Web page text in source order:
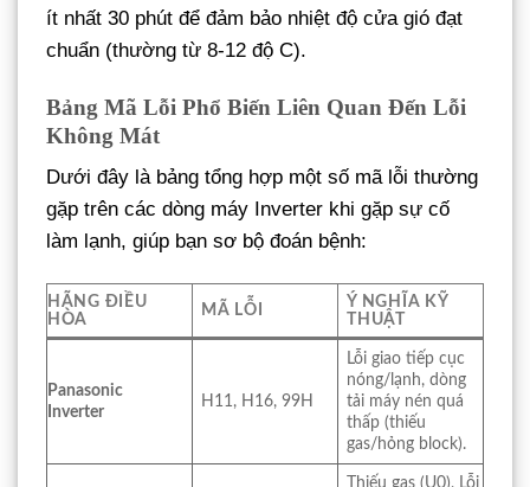
ít nhất 30 phút để đảm bảo nhiệt độ cửa gió đạt
chuẩn (thường từ 8-12 độ C).
Bảng Mã Lỗi Phổ Biến Liên Quan Đến Lỗi
Không Mát
Dưới đây là bảng tổng hợp một số mã lỗi thường
gặp trên các dòng máy Inverter khi gặp sự cố
làm lạnh, giúp bạn sơ bộ đoán bệnh:
HÃNG ĐIỀU
HÒA
MÃ LỖI
Ý NGHĨA KỸ
THUẬT
Panasonic
Inverter
H11, H16, 99H
Lỗi giao tiếp cục
nóng/lạnh, dòng
tải máy nén quá
thấp (thiếu
gas/hỏng block).
Thiếu gas (U0), Lỗi